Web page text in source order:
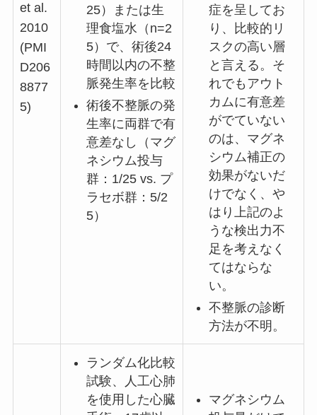
et al.
2010
(PMI
D206
8877
5)
25）または生
理食塩水（n=2
5）で、術後24
時間以内の不整
脈発生率を比較
術後不整脈の発
生率に両群で有
意差なし（マグ
ネシウム投与
群：1/25 vs. プ
ラセボ群：5/2
5）
症を呈してお
り、比較的リ
スクの高い層
と言える。そ
れでもアウト
カムに有意差
がでていない
のは、マグネ
シウム補正の
効果がないだ
けでなく、や
はり上記のよ
うな検出力不
足を考えなく
てはならな
い。
不整脈の診断
方法が不明。
ランダム化比較
試験、人工心肺
を使用した心臓
マグネシウム